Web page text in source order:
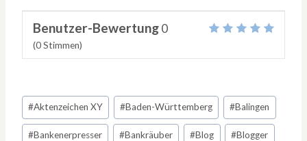
Benutzer-Bewertung0
(0Stimmen)
Schlagworte:
#Aktenzeichen XY #Baden-Württemberg #Balingen
#Bankenerpresser #Bankräuber #Blog #Blogger